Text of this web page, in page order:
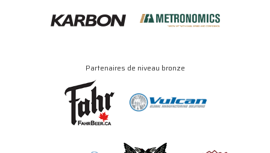
Partenaires de niveau bronze